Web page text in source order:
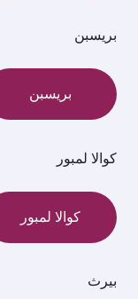
بريسبن
بريسبن
كوالا لمبور
كوالا لمبور
بيرث